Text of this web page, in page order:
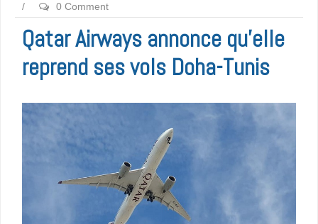
/
0 Comment
Qatar Airways annonce qu’elle
reprend ses vols Doha-Tunis